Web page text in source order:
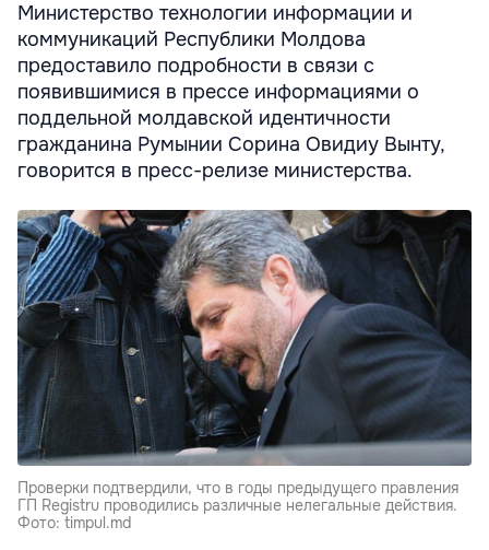
Министерство технологии информации и
коммуникаций Республики Молдова
предоставило подробности в связи с
появившимися в прессе информациями о
поддельной молдавской идентичности
гражданина Румынии Сорина Овидиу Вынту,
говорится в пресс-релизе министерства.
Проверки подтвердили, что в годы предыдущего правления
ГП Registru проводились различные нелегальные действия.
Фото: timpul.md